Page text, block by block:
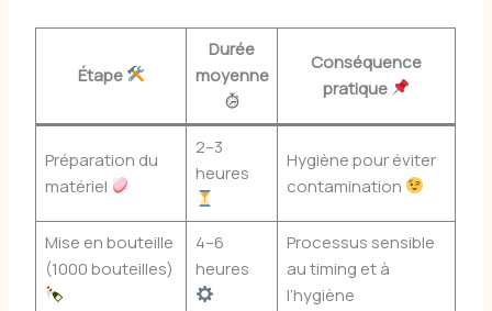
Étape
Durée
moyenne
Conséquence
pratique
Préparation du
matériel
2–3
heures
Hygiène pour éviter
contamination
Mise en bouteille
(1000 bouteilles)
4–6
heures
Processus sensible
au timing et à
l’hygiène